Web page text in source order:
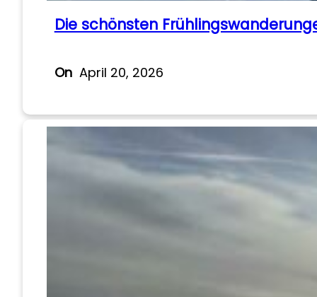
Die schönsten
On April 20, 2026